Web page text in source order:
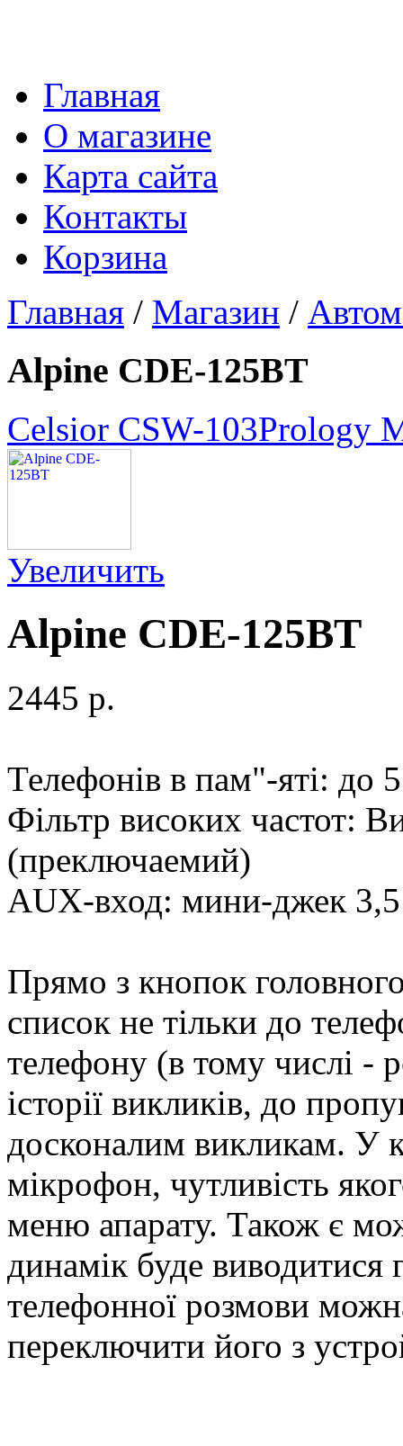
Главная
О магазине
Карта сайта
Контакты
Корзина
Главная / Магазин /
Alpine CDE-125BT
Celsior CSW-103Prology
Увеличить
Alpine CDE-125BT
2445 p.
Телефонів в пам"-яті: до 5
Фільтр високих частот:
(преключаемий)
AUX-вход: мини-джек
Прямо з кнопок
список не тільки до
телефону (в тому числі -
історії викликів, до
досконалим викликам. У
мікрофон, чутливість
меню апарату. Також є
динамік буде виводитися
телефонної розмови
переключити його з